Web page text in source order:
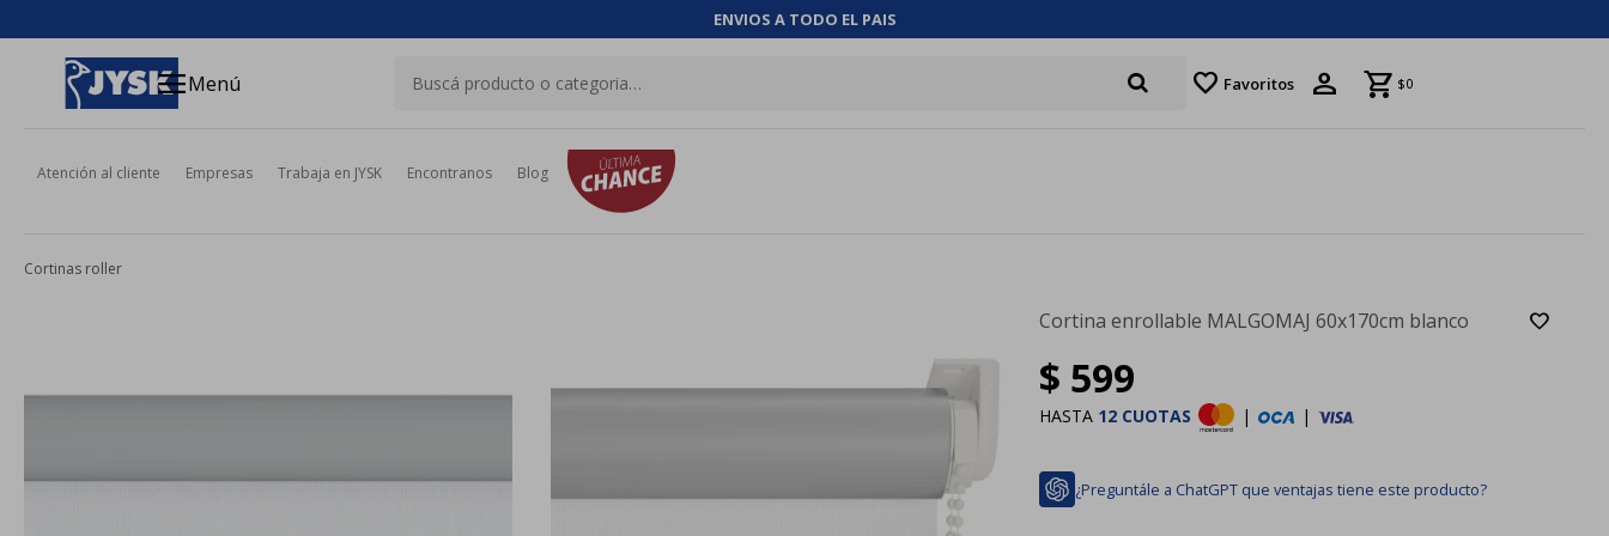
ENVIOS A TODO EL PAIS
menuMenú favorite Favoritos $0
Atención al cliente Empresas Trabaja en JYSK Encontranos Blog
Cortinas roller
Cortina enrollable MALGOMAJ 60x170cm blanco
$ 599
HASTA 12 CUOTAS | |
¿Preguntále a ChatGPT que ventajas tiene este producto?
close